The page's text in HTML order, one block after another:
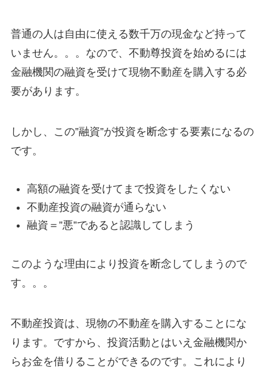
普通の人は自由に使える数千万の現金など持って
いません。。。なので、不動尊投資を始めるには
金融機関の融資を受けて現物不動産を購入する必
要があります。
しかし、この”融資”が投資を断念する要素になるの
です。
高額の融資を受けてまで投資をしたくない
不動産投資の融資が通らない
融資＝”悪”であると認識してしまう
このような理由により投資を断念してしまうので
す。。。
不動産投資は、現物の不動産を購入することにな
ります。ですから、投資活動とはいえ金融機関か
らお金を借りることができるのです。これにより